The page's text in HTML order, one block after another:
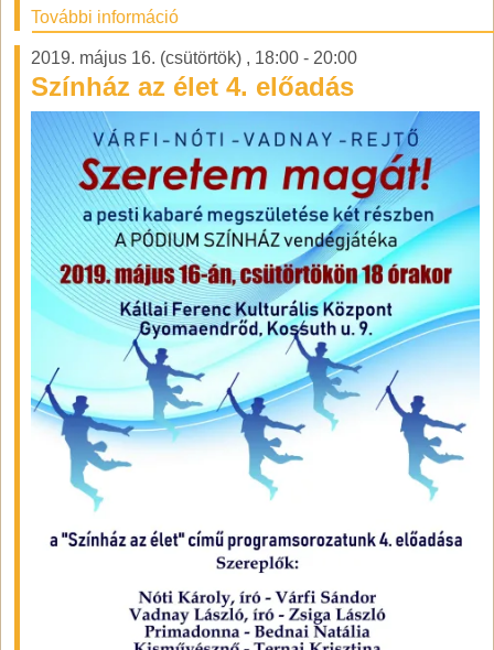
További információ
2019. május 16. (csütörtök) , 18:00 - 20:00
Színház az élet 4. előadás